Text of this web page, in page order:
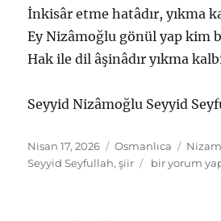
İnkisâr etme hatâdır, yıkma
Ey Nizâmoğlu gönül yap kim
Hak ile dil âşinâdır yıkma
Seyyid Nizâmoğlu Seyyid
Yayın
tarihi
Nisan 17, 2026 Kategoriler
Osmanlıca
Seyyid Seyfullah,şiir
Seyyid
bir yorum